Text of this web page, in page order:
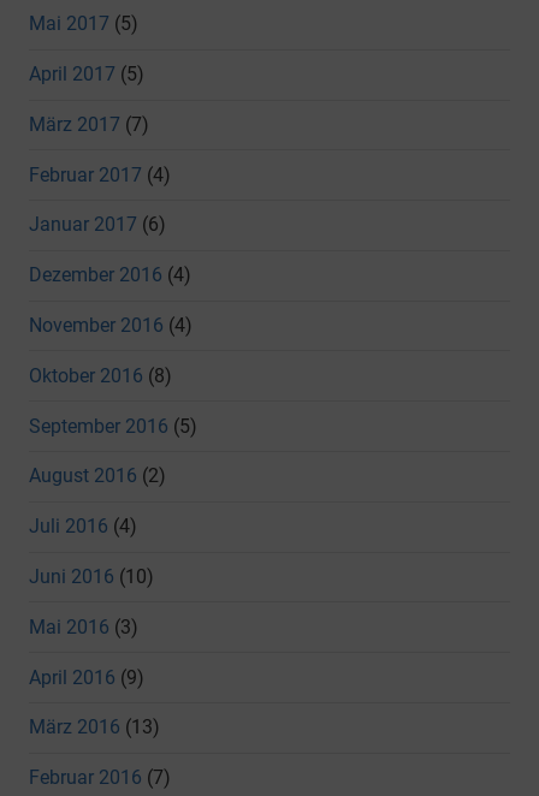
Mai 2017 (5)
April 2017 (5)
März 2017 (7)
Februar 2017 (4)
Januar 2017 (6)
Dezember 2016 (4)
November 2016 (4)
Oktober 2016 (8)
September 2016 (5)
August 2016 (2)
Juli 2016 (4)
Juni 2016 (10)
Mai 2016 (3)
April 2016 (9)
März 2016 (13)
Februar 2016 (7)